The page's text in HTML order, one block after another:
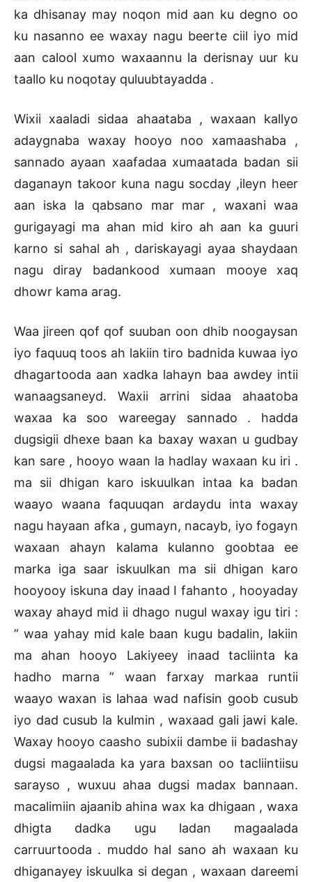
ka dhisanay may noqon mid aan ku degno oo
ku nasanno ee waxay nagu beerte ciil iyo mid
aan calool xumo waxaannu la derisnay uur ku
taallo ku noqotay quluubtayadda .
Wixii xaaladi sidaa ahaataba , waxaan kallyo
adaygnaba waxay hooyo noo xamaashaba ,
sannado ayaan xaafadaa xumaatada badan sii
daganayn takoor kuna nagu socday ,ileyn heer
aan iska la qabsano mar mar , waxani waa
gurigayagi ma ahan mid kiro ah aan ka guuri
karno si sahal ah , dariskayagi ayaa shaydaan
nagu diray badankood xumaan mooye xaq
dhowr kama arag.
Waa jireen qof qof suuban oon dhib noogaysan
iyo faquuq toos ah lakiin tiro badnida kuwaa iyo
dhagartooda aan xadka lahayn baa awdey intii
wanaagsaneyd. Waxii arrini sidaa ahaatoba
waxaa ka soo wareegay sannado . hadda
dugsigii dhexe baan ka baxay waxan u gudbay
kan sare , hooyo waan la hadlay waxaan ku iri .
ma sii dhigan karo iskuulkan intaa ka badan
waayo waana faquuqan ardaydu inta waxay
nagu hayaan afka , gumayn, nacayb, iyo fogayn
waxaan ahayn kalama kulanno goobtaa ee
marka iga saar iskuulkan ma sii dhigan karo
hooyooy iskuna day inaad I fahanto , hooyaday
waxay ahayd mid ii dhago nugul waxay igu tiri :
” waa yahay mid kale baan kugu badalin, lakiin
ma ahan hooyo Lakiyeey inaad tacliinta ka
hadho marna ” waan farxay markaa runtii
waayo waxan is lahaa wad nafisin goob cusub
iyo dad cusub la kulmin , waxaad gali jawi kale.
Waxay hooyo caasho subixii dambe ii badashay
dugsi magaalada ka yara baxsan oo tacliintiisu
sarayso , wuxuu ahaa dugsi madax bannaan.
macalimiin ajaanib ahina wax ka dhigaan , waxa
dhigta dadka ugu ladan magaalada
carruurtooda . muddo hal sano ah waxaan ku
dhiganayey iskuulka si degan , waxaan dareemi